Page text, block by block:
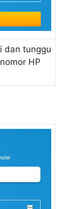
dan tunggu
HP